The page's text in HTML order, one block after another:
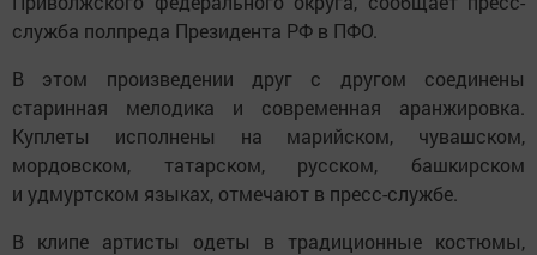
служба полпреда Президента РФ в ПФО.
В этом произведении друг с другом соединены
старинная мелодика и современная аранжировка.
Куплеты исполнены на марийском, чувашском,
мордовском, татарском, русском, башкирском
и удмуртском языках, отмечают в пресс-службе.
В клипе артисты одеты в традиционные костюмы,